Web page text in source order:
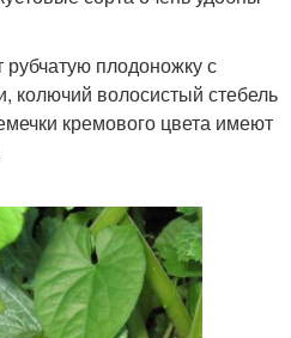
плодоножку с
волосистый стебель
кремового цвета имеют